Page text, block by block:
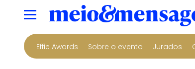
Effie Awards Sobre o evento Jurados